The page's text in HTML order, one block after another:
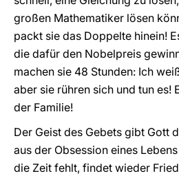
großen Mathematiker lösen
packt sie das Doppelte hinein!
die dafür den Nobelpreis
machen sie 48 Stunden: Ich
aber sie rühren sich und tun es!
der Familie!
Der Geist des Gebets gibt Gott
aus der Obsession eines
die Zeit fehlt, findet wieder